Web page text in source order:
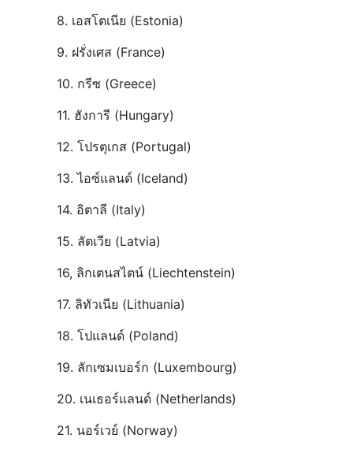
8. เอสโตเนีย (Estonia)
9. ฝรั่งเศส (France)
10. กรีซ (Greece)
11. ฮังการี (Hungary)
12. โปรตุเกส (Portugal)
13. ไอซ์แลนด์ (Iceland)
14. อิตาลี (Italy)
15. ลัตเวีย (Latvia)
16, ลิกเตนสไตน์ (Liechtenstein)
17. ลิทัวเนีย (Lithuania)
18. โปแลนด์ (Poland)
19. ลักเซมเบอร์ก (Luxembourg)
20. เนเธอร์แลนด์ (Netherlands)
21. นอร์เวย์ (Norway)